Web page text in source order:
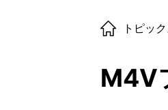
トピッ
M4V